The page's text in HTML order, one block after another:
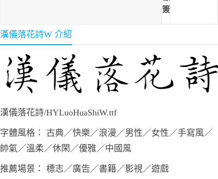
簽
漢儀落花詩W 介紹
漢儀落花詩/HYLuoHuaShiW.ttf
字體風格： 古典／快樂／浪漫／男性／女性／手寫風／
帥氣／溫柔／休閑／優雅／中國風
推薦場景： 標志／廣告／書籍／影視／遊戲